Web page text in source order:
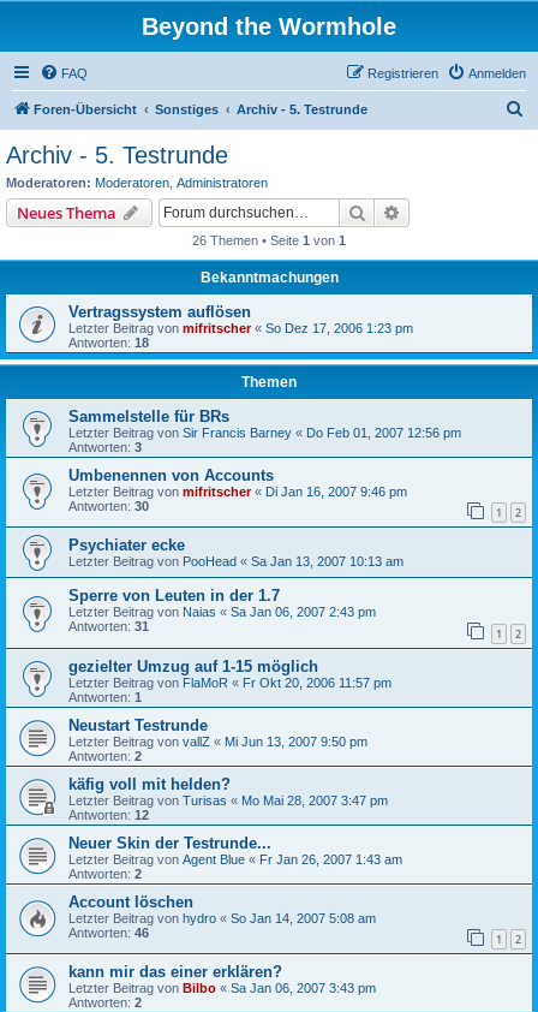
Beyond the Wormhole
FAQ Anmelden
Registrieren
Foren-Übersicht Sonstiges Archiv - 5. Testrunde
Archiv - 5. Testrunde
Moderatoren: Moderatoren Administratoren
Neues Thema Suche
26 Themen • Seite 1 von 1
Bekanntmachungen
Vertragssystem auflösen
Letzter Beitrag von mifritscher« So Dez 17, 2006 1:23 pm
Antworten: 18
Themen
Sammelstelle für BRs
Letzter Beitrag von Sir Francis Barney « Do Feb 01, 2007 12:56 pm
Antworten: 3
Umbenennen von Accounts
Letzter Beitrag von mifritscher« Di Jan 16, 2007 9:46 pm
Antworten: 30 1 2
Psychiater ecke
Letzter Beitrag von PooHead « Sa Jan 13, 2007 10:13 am
Sperre von Leuten in der 1.7
Letzter Beitrag von Naias « Sa Jan 06, 2007 2:43 pm
Antworten: 31 1 2
gezielter Umzug auf 1-15 möglich
Letzter Beitrag von FlaMoR « Fr Okt 20, 2006 11:57 pm
Antworten: 1
Neustart Testrunde
Letzter Beitrag von vallZ « Mi Jun 13, 2007 9:50 pm
Antworten: 2
käfig voll mit helden?
Letzter Beitrag von Turisas « Mo Mai 28, 2007 3:47 pm
Antworten: 12
Neuer Skin der Testrunde...
Letzter Beitrag von Agent Blue « Fr Jan 26, 2007 1:43 am
Antworten: 2
Account löschen
Letzter Beitrag von hydro « So Jan 14, 2007 5:08 am
Antworten: 46 1 2
kann mir das einer erklären?
Letzter Beitrag von Bilbo « Sa Jan 06, 2007 3:43 pm
Antworten: 2